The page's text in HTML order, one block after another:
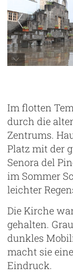
Im flotten
durch die
Zentrums.
Platz mit der
Senora del
im Sommer
leichter
Die Kirche
gehalten.
dunkles
macht sie
Eindruck.